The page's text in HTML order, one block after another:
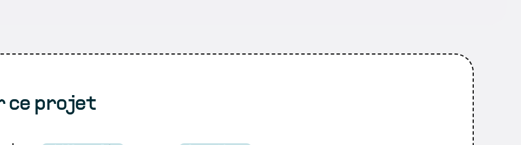
ce projet